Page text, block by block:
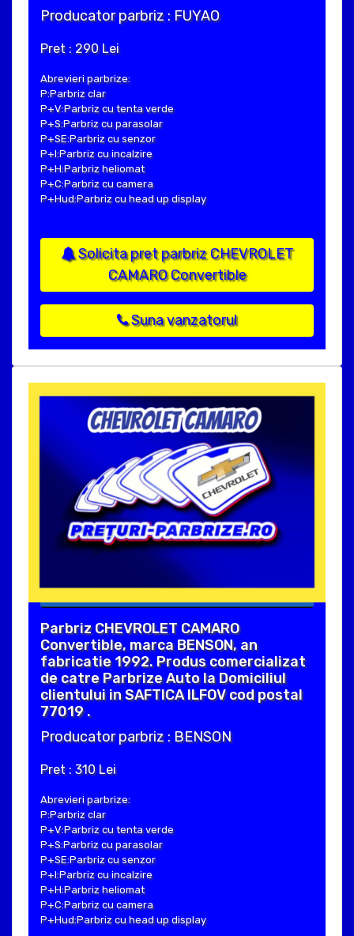
Producator parbriz : FUYAO
Pret : 290 Lei
Abrevieri parbrize:
P:Parbriz clar
P+V:Parbriz cu tenta verde
P+S:Parbriz cu parasolar
P+SE:Parbriz cu senzor
P+I:Parbriz cu incalzire
P+H:Parbriz heliomat
P+C:Parbriz cu camera
P+Hud:Parbriz cu head up display
Solicita pret parbriz CHEVROLET
CAMARO Convertible
Suna vanzatorul
Parbriz CHEVROLET CAMARO
Convertible, marca BENSON, an
fabricatie 1992. Produs comercializat
de catre Parbrize Auto la Domiciliul
clientului in SAFTICA ILFOV cod postal
77019 .
Producator parbriz : BENSON
Pret : 310 Lei
Abrevieri parbrize:
P:Parbriz clar
P+V:Parbriz cu tenta verde
P+S:Parbriz cu parasolar
P+SE:Parbriz cu senzor
P+I:Parbriz cu incalzire
P+H:Parbriz heliomat
P+C:Parbriz cu camera
P+Hud:Parbriz cu head up display